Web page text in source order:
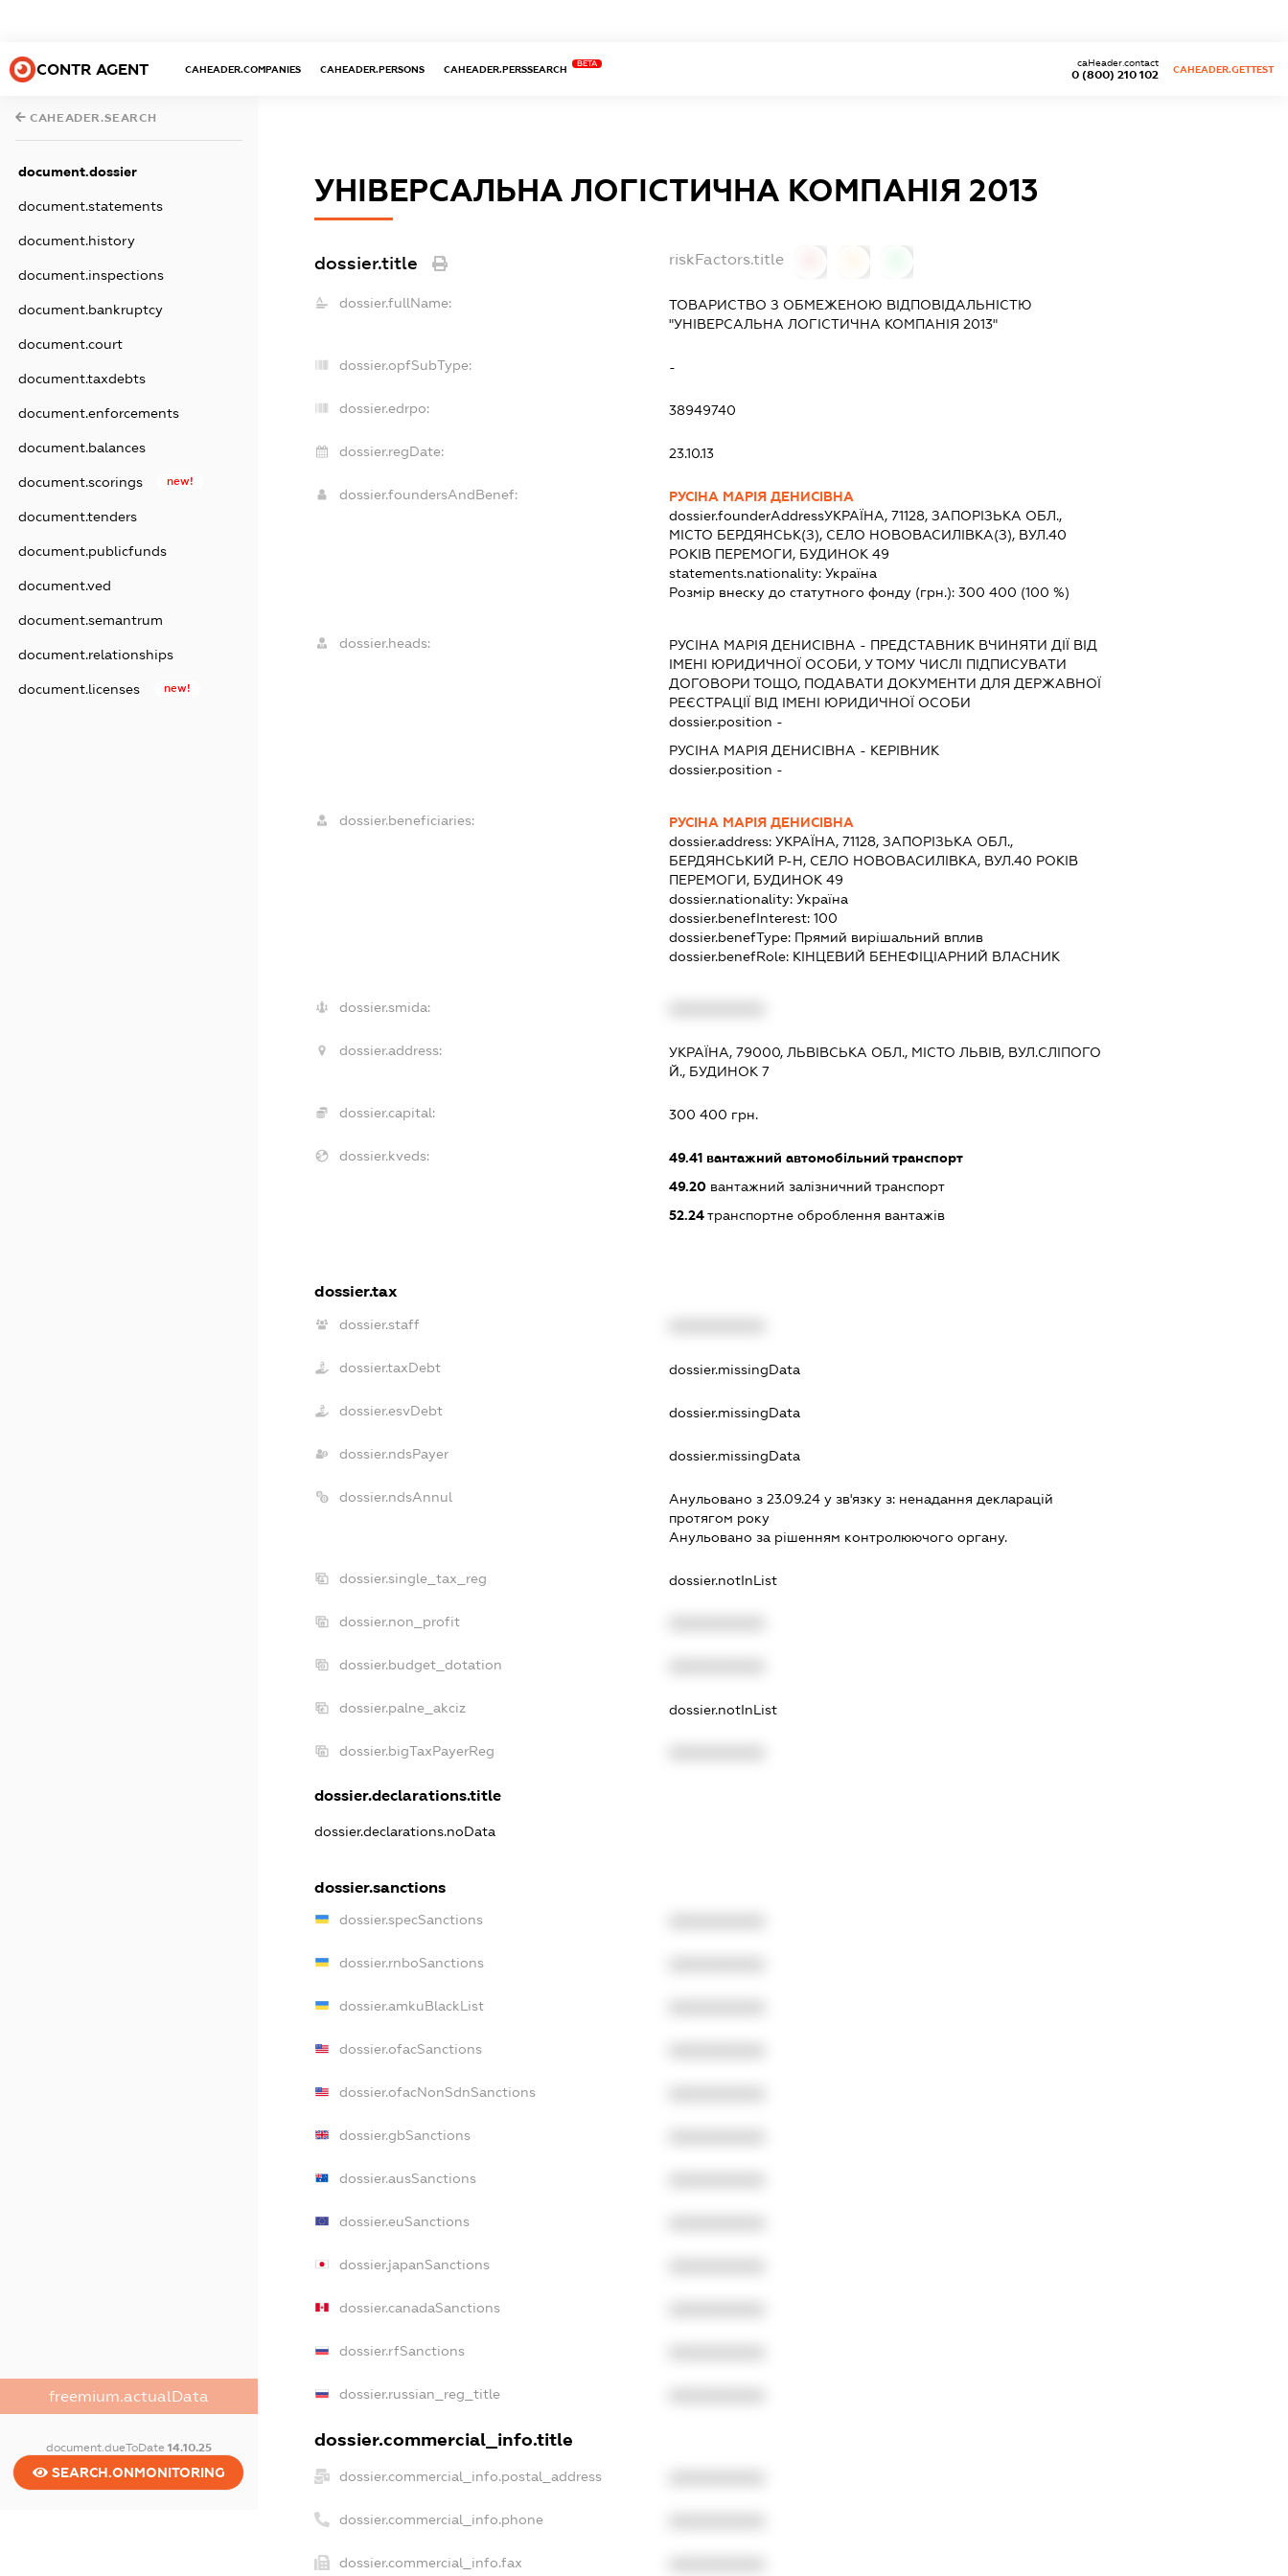
CONTR AGENT CAHEADER.COMPANIES CAHEADER.PERSONS CAHEADER.PERSSEARCH
BETA
0 (800) 210 102
caHeader.contact
CAHEADER.GETTEST
CAHEADER.SEARCH
document.dossier
document.statements
document.history
document.inspections
document.bankruptcy
document.court
document.taxdebts
document.enforcements
document.balances
document.scorings new!
document.tenders
document.publicfunds
document.ved
document.semantrum
document.relationships
document.licenses new!
freemium.actualData
document.dueToDate 14.10.25
SEARCH.ONMONITORING
УНІВЕРСАЛЬНА ЛОГІСТИЧНА КОМПАНІЯ 2013
dossier.title riskFactors.title
dossier.fullName:
ТОВАРИСТВО З ОБМЕЖЕНОЮ ВІДПОВІДАЛЬНІСТЮ
"УНІВЕРСАЛЬНА ЛОГІСТИЧНА КОМПАНІЯ 2013"
dossier.opfSubType: -
dossier.edrpo: 38949740
dossier.regDate: 23.10.13
dossier.foundersAndBenef:
РУСІНА МАРІЯ ДЕНИСІВНА
dossier.founderAddressУКРАЇНА, 71128, ЗАПОРІЗЬКА ОБЛ.,
МІСТО БЕРДЯНСЬК(З), СЕЛО НОВОВАСИЛІВКА(З), ВУЛ.40
РОКІВ ПЕРЕМОГИ, БУДИНОК 49
statements.nationality:Україна
Розмір внеску до статутного фонду (грн.):300 400 (100 %)
dossier.heads: РУСІНА МАРІЯ ДЕНИСІВНА - ПРЕДСТАВНИК ВЧИНЯТИ ДІЇ ВІД
ІМЕНІ ЮРИДИЧНОЇ ОСОБИ, У ТОМУ ЧИСЛІ ПІДПИСУВАТИ
ДОГОВОРИ ТОЩО, ПОДАВАТИ ДОКУМЕНТИ ДЛЯ ДЕРЖАВНОЇ
РЕЄСТРАЦІЇ ВІД ІМЕНІ ЮРИДИЧНОЇ ОСОБИ
dossier.position -
РУСІНА МАРІЯ ДЕНИСІВНА - КЕРІВНИК
dossier.position -
dossier.beneficiaries:
РУСІНА МАРІЯ ДЕНИСІВНА
dossier.address:УКРАЇНА, 71128, ЗАПОРІЗЬКА ОБЛ.,
БЕРДЯНСЬКИЙ Р-Н, СЕЛО НОВОВАСИЛІВКА, ВУЛ.40 РОКІВ
ПЕРЕМОГИ, БУДИНОК 49
dossier.nationality:Україна
dossier.benefInterest:100
dossier.benefType: Прямий вирішальний вплив
dossier.benefRole: КІНЦЕВИЙ БЕНЕФІЦІАРНИЙ ВЛАСНИК
dossier.smida:
dossier.address:
УКРАЇНА, 79000, ЛЬВІВСЬКА ОБЛ., МІСТО ЛЬВІВ, ВУЛ.СЛІПОГО
Й., БУДИНОК 7
dossier.capital: 300 400 грн.
dossier.kveds: 49.41 вантажний автомобільний транспорт
49.20 вантажний залізничний транспорт
52.24транспортне оброблення вантажів
dossier.tax
dossier.staff
dossier.taxDebt dossier.missingData
dossier.esvDebt dossier.missingData
dossier.ndsPayer dossier.missingData
dossier.ndsAnnul Анульовано з 23.09.24 у зв'язку з: ненадання декларацiй
протягом року
Анульовано за рiшенням контролюючого органу.
dossier.single_tax_reg dossier.notInList
dossier.non_profit
dossier.budget_dotation
dossier.palne_akciz dossier.notInList
dossier.bigTaxPayerReg
dossier.declarations.title
dossier.declarations.noData
dossier.sanctions
dossier.specSanctions
dossier.rnboSanctions
dossier.amkuBlackList
dossier.ofacSanctions
dossier.ofacNonSdnSanctions
dossier.gbSanctions
dossier.ausSanctions
dossier.euSanctions
dossier.japanSanctions
dossier.canadaSanctions
dossier.rfSanctions
dossier.russian_reg_title
dossier.commercial_info.title
dossier.commercial_info.postal_address
dossier.commercial_info.phone
dossier.commercial_info.fax